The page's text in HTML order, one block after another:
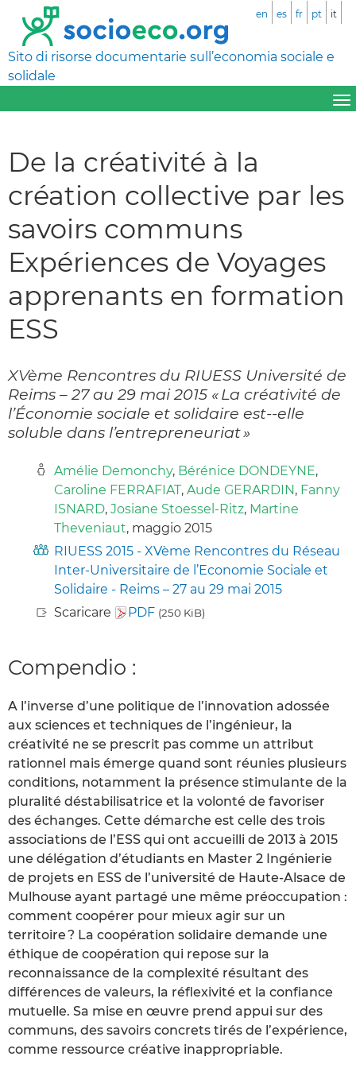
Sito di risorse documentarie sull’economia sociale e
solidale
en es fr pt it
De la créativité à la
création collective par les
savoirs communs
Expériences de Voyages
apprenants en formation
ESS
XVème Rencontres du RIUESS Université de
Reims – 27 au 29 mai 2015 « La créativité de
l’Économie sociale et solidaire est-­‐elle
soluble dans l’entrepreneuriat »
Amélie Demonchy, Bérénice DONDEYNE,
Caroline FERRAFIAT, Aude GERARDIN, Fanny
ISNARD, Josiane Stoessel-Ritz, Martine
Theveniaut, maggio 2015
RIUESS 2015 - XVème Rencontres du Réseau
Inter-Universitaire de l’Economie Sociale et
Solidaire - Reims – 27 au 29 mai 2015
Scaricare
PDF (250 KiB)
Compendio :
A l’inverse d’une politique de l’innovation adossée
aux sciences et techniques de l’ingénieur, la
créativité ne se prescrit pas comme un attribut
rationnel mais émerge quand sont réunies plusieurs
conditions, notamment la présence stimulante de la
pluralité déstabilisatrice et la volonté de favoriser
des échanges. Cette démarche est celle des trois
associations de l’ESS qui ont accueilli de 2013 à 2015
une délégation d’étudiants en Master 2 Ingénierie
de projets en ESS de l’université de Haute-Alsace de
Mulhouse ayant partagé une même préoccupation :
comment coopérer pour mieux agir sur un
territoire ? La coopération solidaire demande une
éthique de coopération qui repose sur la
reconnaissance de la complexité résultant des
différences de valeurs, la réflexivité et la confiance
mutuelle. Sa mise en œuvre prend appui sur des
communs, des savoirs concrets tirés de l’expérience,
comme ressource créative inappropriable.